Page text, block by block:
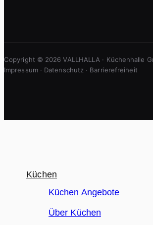
Copyright © 2026 VALLHALLA · Küchenhalle
Impressum· Datenschutz · Barrierefreiheit
Küchen
Küchen Angebote
Über Küchen